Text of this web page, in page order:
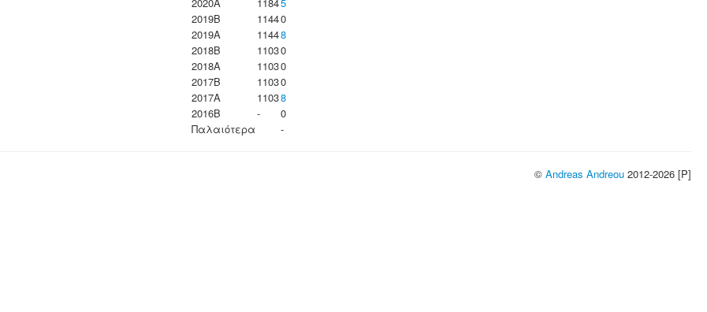
2019B
11440
2019A
11448
2018B
11030
2018A
11030
2017B
11030
2017A
11038
2016B
-
0
Παλαιότερα
-
© Andreas Andreou 2012-2026 [P]